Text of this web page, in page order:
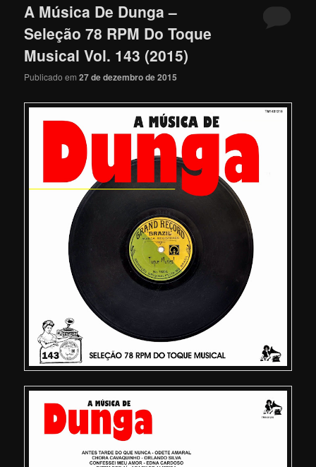
A Música De Dunga –
Seleção 78 RPM Do Toque
Musical Vol. 143 (2015)
Publicado em27 de dezembro de 2015